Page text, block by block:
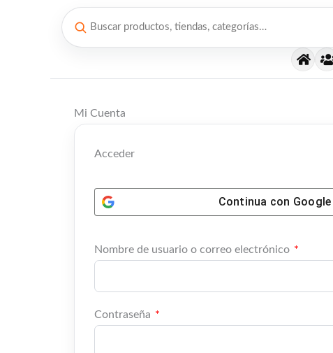
Mi Cuenta
Acceder
Continua con Google
Nombre de usuario o correo electrónico *
Contraseña *